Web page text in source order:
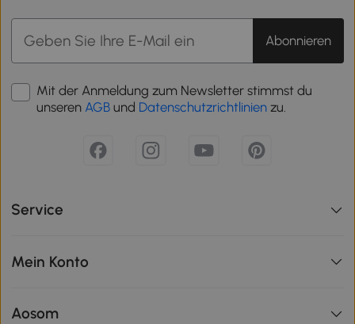
Abonnieren
Mit der Anmeldung zum Newsletter stimmst du
unseren AGB und Datenschutzrichtlinien zu.
Service
Mein Konto
Aosom